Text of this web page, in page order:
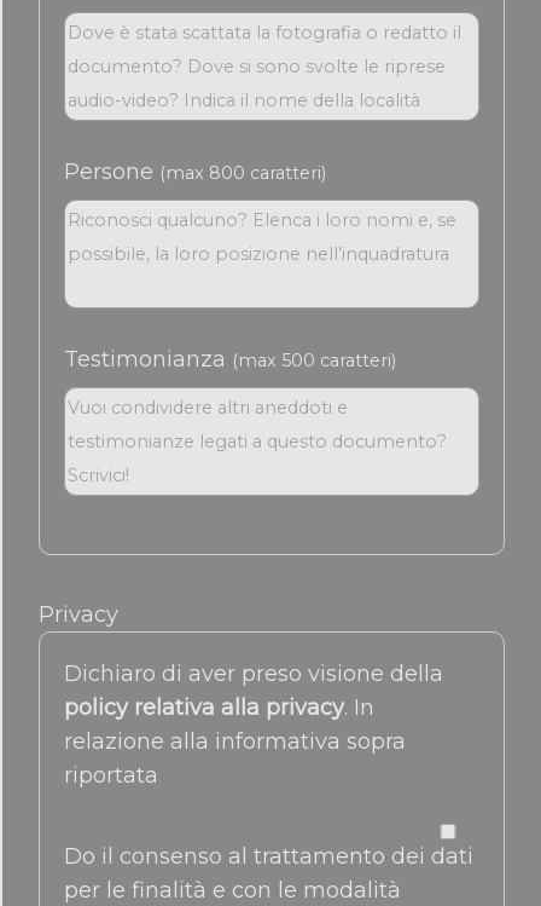
Persone (max 800 caratteri)
Testimonianza (max 500 caratteri)
Privacy
Dichiaro di aver preso visione della
policy relativa alla privacy. In
relazione alla informativa sopra
riportata
Do il consenso al trattamento dei dati
per le finalità e con le modalità